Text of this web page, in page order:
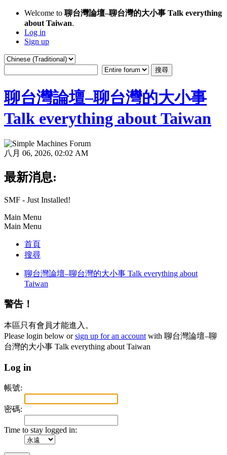
Welcome to 聊台灣論壇–聊台灣的大小事 Talk everything
about Taiwan.
Log in
Sign up
聊台灣論壇–聊台灣的大小事
Talk everything about Taiwan
八月 06, 2026, 02:02 AM
最新消息:
SMF - Just Installed!
Main Menu
Main Menu
首頁
搜尋
聊台灣論壇–聊台灣的大小事 Talk everything about
Taiwan
警告！
本區只有會員才能進入。
Please login below orsign up for an account with 聊台灣論壇–聊
台灣的大小事 Talk everything about Taiwan
Log in
帳號:
密碼:
Time to stay logged in: